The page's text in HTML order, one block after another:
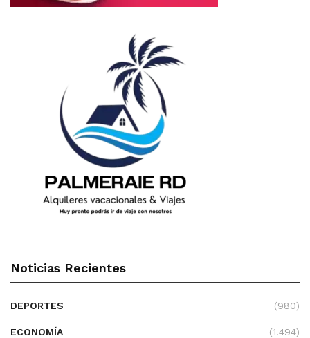
Noticias Recientes
DEPORTES (980)
ECONOMÍA (1.494)